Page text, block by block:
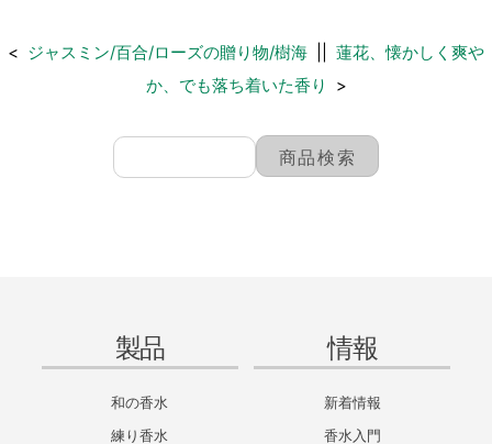
< ジャスミン/百合/ローズの贈り物/樹海
蓮花、懐かしく爽や
か、でも落ち着いた香り
>
製品
和の香水
練り香水
情報
新着情報
香水入門